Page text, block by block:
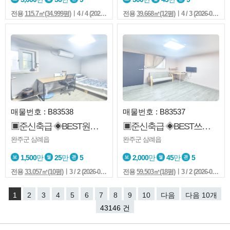
전용 115.7㎡(34.999평)ㅣ4 / 4 (2026-08-07 12:58:1) 전용39.668㎡(12평)ㅣ4 / 3 (2026-08-07 12:39:1)
매물번호 : B83538
▣준신축급 ◈BEST원룸◎풀옵션 ◐보시고 편하게 결정하세요
완주군 삼례읍
1,500만 25만 5
전용33.057㎡(10평)ㅣ3 / 2 (2026-08-07 10:58:1)
매물번호 : B83537
▣준신축급 ◈BEST쓰리룸◎좋은집 ◐보시고 편하게 결정하세요
완주군 삼례읍
2,000만 45만 5
전용59.503㎡(18평)ㅣ3 / 2 (2026-08-07 10:53:1)
1 2 3 4 5 6 7 8 9 10 다음
다음 10개
43146 건